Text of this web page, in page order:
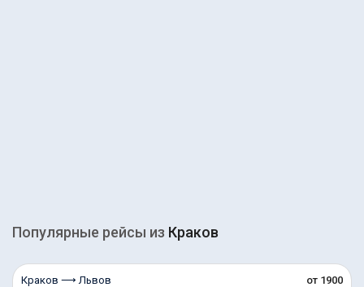
Популярные рейсы из Краков
Краков ⟶ Львов от 1900